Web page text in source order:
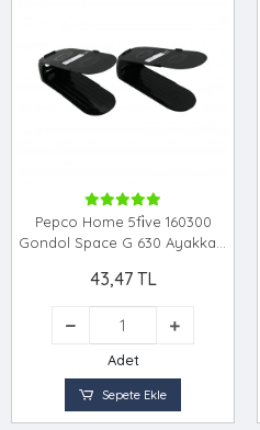
Pepco Home 5fi̇ve 160300
Gondol Space G 630 Ayakkabi
43,47 TL
Adet
Sepete Ekle